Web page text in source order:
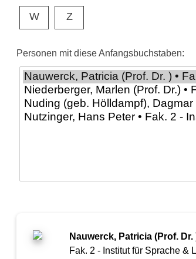
W Z
Personen mit diese Anfangsbuchstaben:
Nauwerck, Patricia (Prof. Dr.
Fak. 2 - Institut für Sprache &